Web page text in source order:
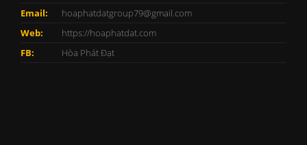
Email:
hoaphatdatgroup79@gmail.com
Web:
https://hoaphatdat.com
FB:
Hòa Phát Đạt